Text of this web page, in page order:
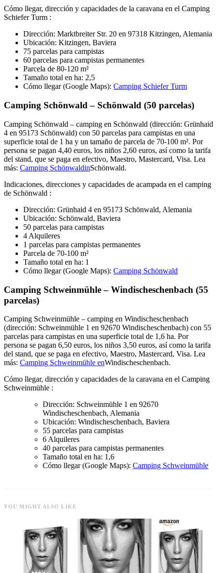
Cómo llegar, dirección y capacidades de la caravana en el Camping
Schiefer Turm :
Dirección: Marktbreiter Str. 20 en 97318 Kitzingen, Alemania
Ubicación: Kitzingen, Baviera
75 parcelas para campistas
60 parcelas para campistas permanentes
Parcela de 80-120 m²
Tamaño total en ha: 2,5
Cómo llegar (Google Maps): Camping Schiefer Turm
Camping Schönwald – Schönwald (50 parcelas)
Camping Schönwald – camping en Schönwald (dirección: Grünhaid
4 en 95173 Schönwald) con 50 parcelas para campistas en una
superficie total de 1 ha y un tamaño de parcela de 70-100 m². Por
persona se pagan 4,40 euros, los niños 2,60 euros, así como la tarifa
del stand, que se paga en efectivo, Maestro, Mastercard, Visa. Lea
más: Camping SchönwaldinSchönwald.
Indicaciones, direcciones y capacidades de acampada en el camping
de Schönwald :
Dirección: Grünhaid 4 en 95173 Schönwald, Alemania
Ubicación: Schönwald, Baviera
50 parcelas para campistas
4 Alquileres
1 parcelas para campistas permanentes
Parcela de 70-100 m²
Tamaño total en ha: 1
Cómo llegar (Google Maps): Camping Schönwald
Camping Schweinmühle – Windischeschenbach (55
parcelas)
Camping Schweinmühle – camping en Windischeschenbach
(dirección: Schweinmühle 1 en 92670 Windischeschenbach) con 55
parcelas para campistas en una superficie total de 1,6 ha. Por
persona se pagan 6,50 euros, los niños 3,50 euros, así como la tarifa
del stand, que se paga en efectivo, Maestro, Mastercard, Visa. Lea
más: Camping Schweinmühle enWindischeschenbach.
Cómo llegar, dirección y capacidades de la caravana en el Camping
Schweinmühle :
Dirección: Schweinmühle 1 en 92670
Windischeschenbach, Alemania
Ubicación: Windischeschenbach, Baviera
55 parcelas para campistas
6 Alquileres
40 parcelas para campistas permanentes
Tamaño total en ha: 1,6
Cómo llegar (Google Maps): Camping Schweinmühle
YOU MIGHT ALSO LIKE